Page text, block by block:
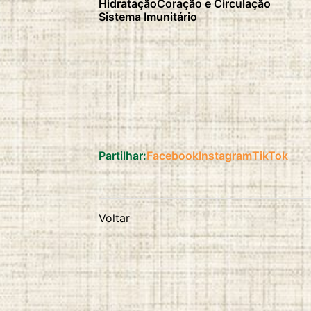
HidrataçãoCoração e Circulação
Sistema Imunitário
Partilhar:FacebookInstagramTikTok
Voltar
duration:
2 anos